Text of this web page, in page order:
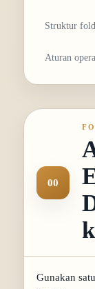
Struktur
Aturan
00
Gunakan